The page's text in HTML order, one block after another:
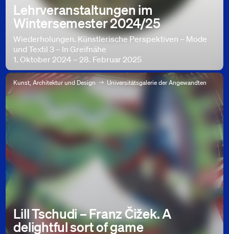
Lehrveranstaltungen im
Wintersemester 2024/25
Wiederholungen. Künstlerische Perspektiven – Mode
und Textil 3 – In Greifnähe
1. Oktober 2024 – 28. Februar 2025
Lill Tschudi – Franz Čižek. A
delightful sort of game
Kunst, Architektur und Design Universitätsgalerie der Angewandten